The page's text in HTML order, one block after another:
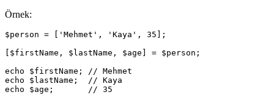
Örnek:
$person = ['Mehmet', 'Kaya', 35];
[$firstName, $lastName, $age] = $person;
echo $firstName; // Mehmet
echo $lastName;  // Kaya